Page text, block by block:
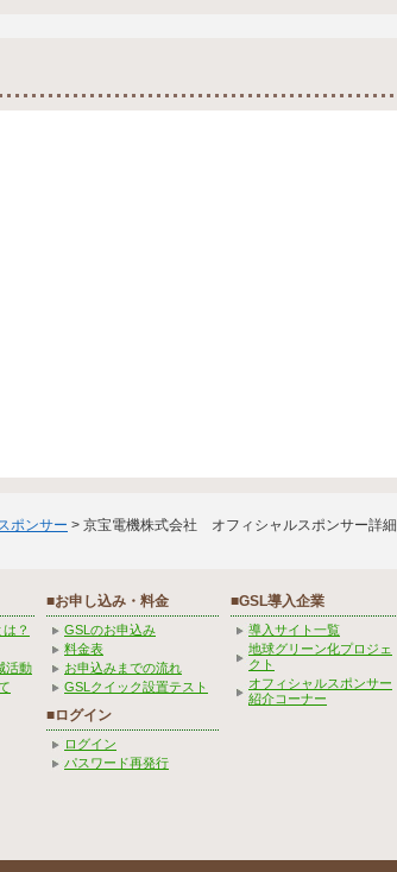
ポンサー > 京宝電機株式会社 オフィシャルスポンサー詳細
？
活動
■お申し込み・料金
GSLのお申込み
料金表
お申込みまでの流れ
GSLクイック設置テスト
■ログイン
ログイン
パスワード再発行
■GSL導入企業
導入サイト一覧
地球グリーン化プロジェ
クト
オフィシャルスポンサー
紹介コーナー